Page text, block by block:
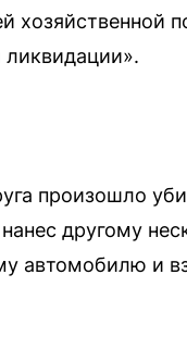
хозяйственной
произошло
другому
автомобилю и